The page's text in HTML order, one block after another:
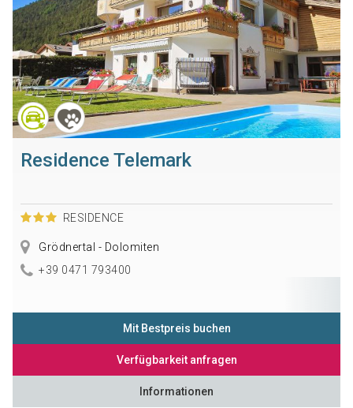
Residence Telemark
RESIDENCE
Grödnertal - Dolomiten
+39 0471 793400
Mit Bestpreis buchen
Verfügbarkeit anfragen
Informationen